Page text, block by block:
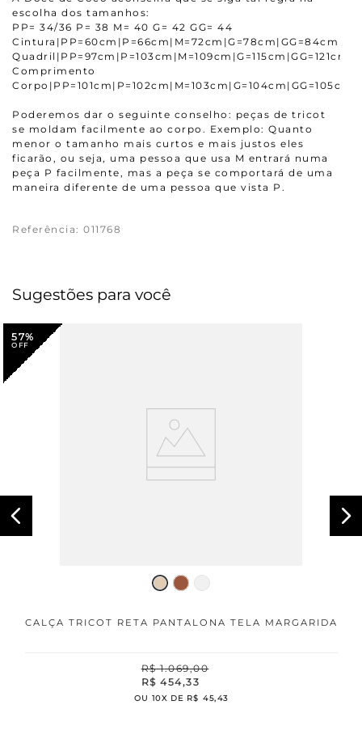
escolha dos tamanhos:
PP= 34/36 P= 38 M= 40 G= 42 GG= 44
Cintura|PP=60cm|P=66cm|M=72cm|G=78cm|GG=84cm
Quadril|PP=97cm|P=103cm|M=109cm|G=115cm|GG=121cm
Comprimento
Corpo|PP=101cm|P=102cm|M=103cm|G=104cm|GG=105cm
Poderemos dar o seguinte conselho: peças de tricot
se moldam facilmente ao corpo. Exemplo: Quanto
menor o tamanho mais curtos e mais justos eles
ficarão, ou seja, uma pessoa que usa M entrará numa
peça P facilmente, mas a peça se comportará de uma
maneira diferente de uma pessoa que vista P.
Referência: 011768
Sugestões para você
57%
CALÇA TRICOT RETA PANTALONA TELA MARGARIDA
R$ 1.069,00
R$ 454,33
OU 10X DE R$ 45,43